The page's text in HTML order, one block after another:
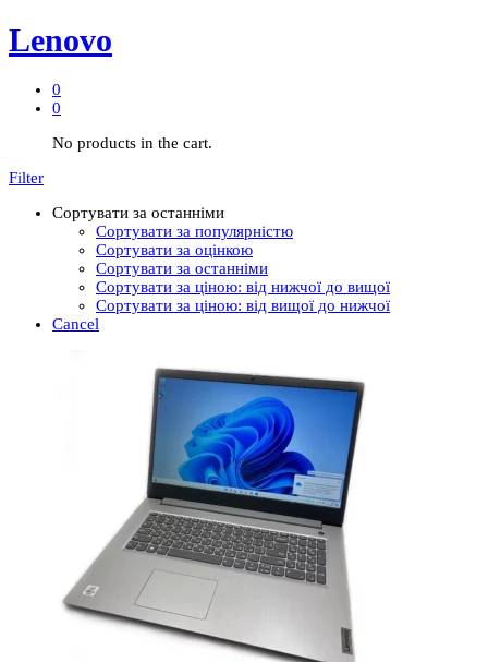
Lenovo
0
0
No products in the cart.
Filter
Сортувати за останніми
Сортувати за популярністю
Сортувати за оцінкою
Сортувати за останніми
Сортувати за ціною: від нижчої до вищої
Сортувати за ціною: від вищої до нижчої
Cancel